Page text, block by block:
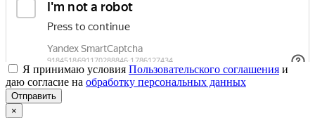
Я принимаю условия Пользовательского соглашения и
даю согласие на обработку персональных данных
×